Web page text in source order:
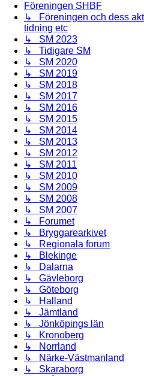
Föreningen SHBF
↳ Föreningen och dess
tidning etc
↳ SM 2023
↳ Tidigare SM
↳ SM 2020
↳ SM 2019
↳ SM 2018
↳ SM 2017
↳ SM 2016
↳ SM 2015
↳ SM 2014
↳ SM 2013
↳ SM 2012
↳ SM 2011
↳ SM 2010
↳ SM 2009
↳ SM 2008
↳ SM 2007
↳ Forumet
↳ Bryggarearkivet
↳ Regionala forum
↳ Blekinge
↳ Dalarna
↳ Gävleborg
↳ Göteborg
↳ Halland
↳ Jämtland
↳ Jönköpings län
↳ Kronoberg
↳ Norrland
↳ Närke-Västmanland
↳ Skaraborg